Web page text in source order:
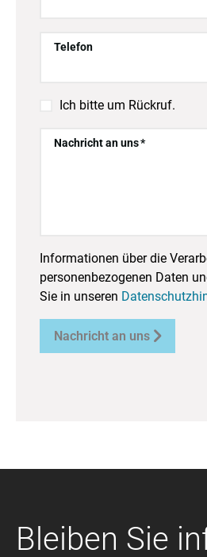
Telefon
Ich bitte um Rückruf.
Nachricht an uns
Informationen über die
personenbezogenen Daten
Sie in unseren
Nachricht an uns 
Bleiben Sie